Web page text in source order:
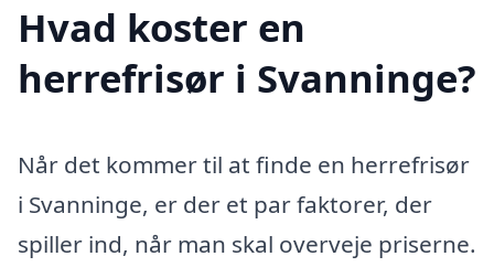
Hvad koster en
herrefrisør i Svanninge?
Når det kommer til at finde en herrefrisør
i Svanninge, er der et par faktorer, der
spiller ind, når man skal overveje priserne.